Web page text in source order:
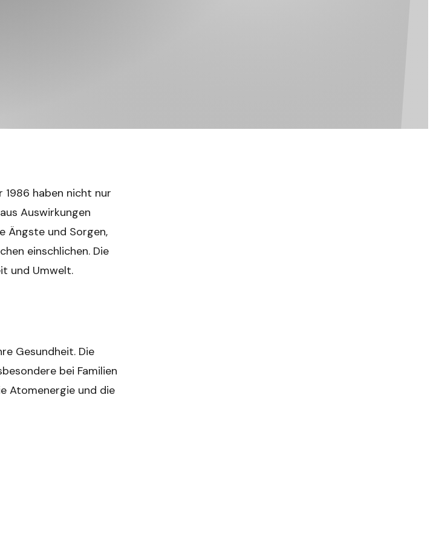
1986 haben nicht nur
Auswirkungen
Ängste und Sorgen,
einschlichen. Die
und Umwelt.
Gesundheit. Die
bei Familien
Atomenergie und die